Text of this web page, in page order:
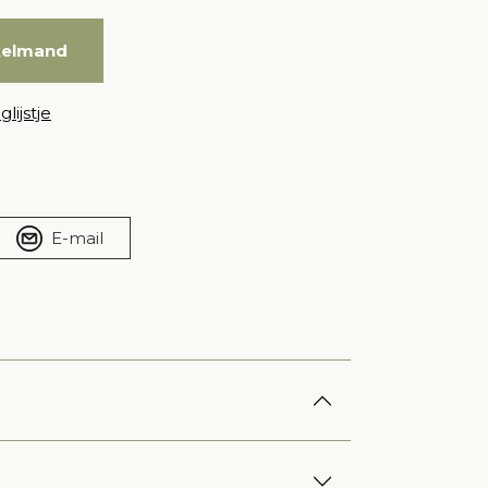
E-mail